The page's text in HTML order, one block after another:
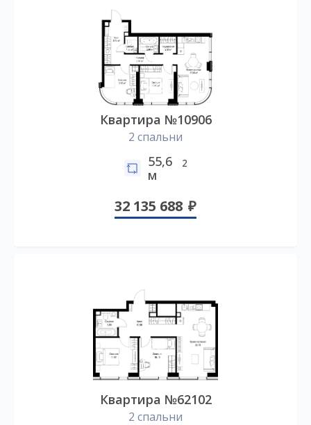
Квартира №10906
2 спальни
55,6
м
2
32 135 688
Квартира №62102
2 спальни